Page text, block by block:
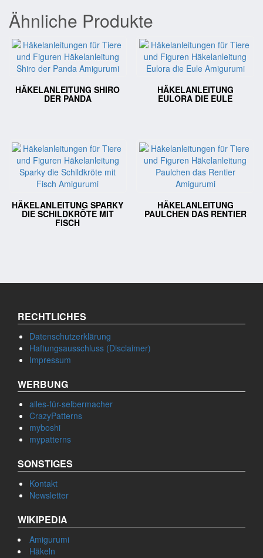
Ähnliche Produkte
HÄKELANLEITUNG SHIRO
DER PANDA
HÄKELANLEITUNG
EULORA DIE EULE
HÄKELANLEITUNG SPARKY
DIE SCHILDKRÖTE MIT
FISCH
HÄKELANLEITUNG
PAULCHEN DAS RENTIER
RECHTLICHES
Datenschutzerklärung
Haftungsausschluss (Disclaimer)
Impressum
WERBUNG
alles-für-selbermacher
CrazyPatterns
myboshi
mypatterns
SONSTIGES
Kontakt
Newsletter
WIKIPEDIA
Amigurumi
Häkeln